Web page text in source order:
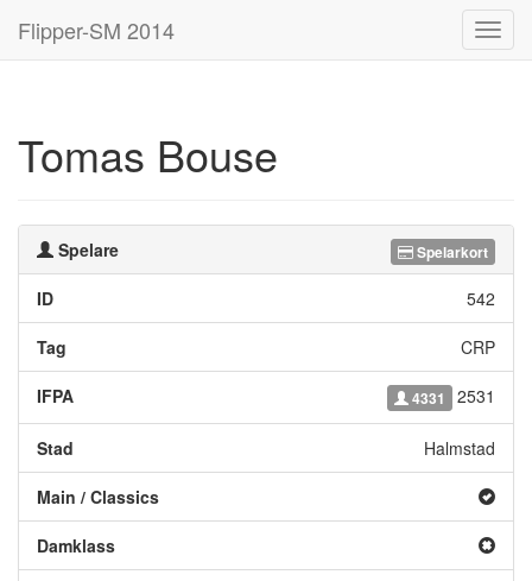
Flipper-SM 2014
Tomas Bouse
Spelare Spelarkort
ID 542
Tag CRP
IFPA 4331 2531
Stad Halmstad
Main / Classics
Damklass